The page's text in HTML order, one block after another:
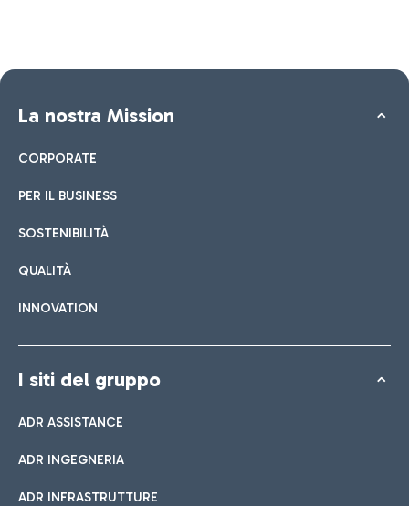
La nostra Mission
CORPORATE
PER IL BUSINESS
SOSTENIBILITÀ
QUALITÀ
INNOVATION
I siti del gruppo
ADR ASSISTANCE
ADR INGEGNERIA
ADR INFRASTRUTTURE